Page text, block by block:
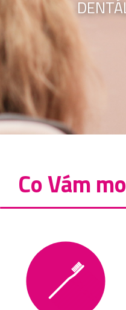
Co Vám